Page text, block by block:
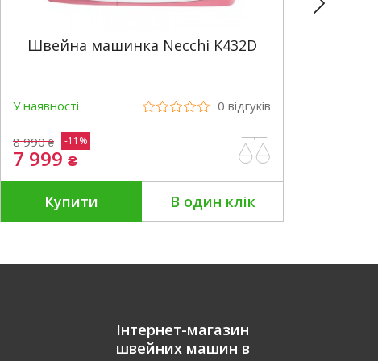
Швейна машинка Necchi K432D
У наявності 0 відгуків
7 999₴
8 990₴ -11%
Купити В один клік
Інтернет-магазин
швейних машин в